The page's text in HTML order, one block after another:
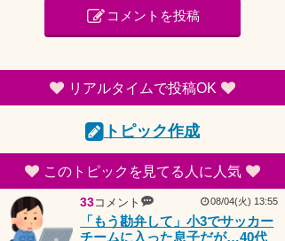
コメントを投稿
リアルタイムで投稿OK
トピック作成
このトピックを見てる人に人気
33 コメント
「もう勘弁して」小3でサッカー
チームに入った息子だが…40代